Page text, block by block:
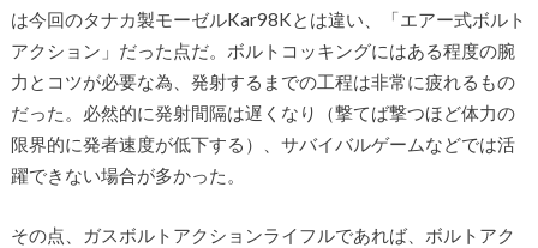
は今回のタナカ製モーゼルKar98Kとは違い、「エアー式ボルト
アクション」だった点だ。ボルトコッキングにはある程度の腕
力とコツが必要な為、発射するまでの工程は非常に疲れるもの
だった。必然的に発射間隔は遅くなり（撃てば撃つほど体力の
限界的に発者速度が低下する）、サバイバルゲームなどでは活
躍できない場合が多かった。
その点、ガスボルトアクションライフルであれば、ボルトアク